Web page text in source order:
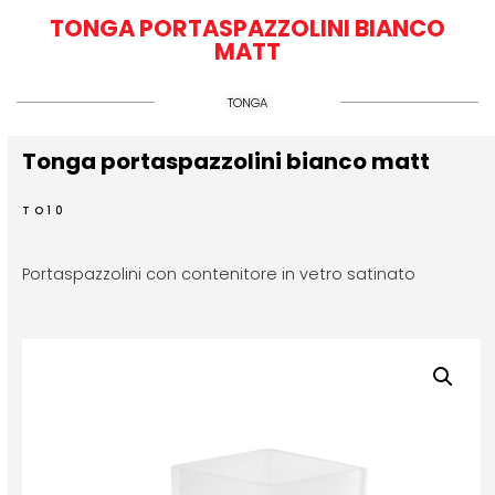
TONGA PORTASPAZZOLINI BIANCO
MATT
TONGA
Tonga portaspazzolini bianco matt
TO10
Portaspazzolini con contenitore in vetro satinato